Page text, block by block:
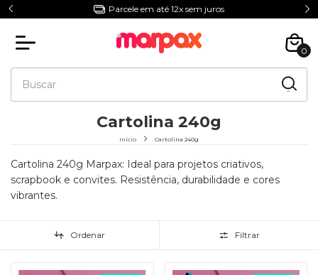
Parcele em até 12x sem juros
0
Cartolina 240g
Início Cartolina 240g
Cartolina 240g Marpax: Ideal para projetos criativos,
scrapbook e convites. Resistência, durabilidade e cores
vibrantes.
Ordenar Filtrar